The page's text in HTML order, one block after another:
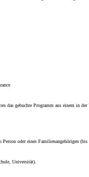
das gebuchte Programm aus einem in
oder eines Familienangehörigen (bis
Universität).